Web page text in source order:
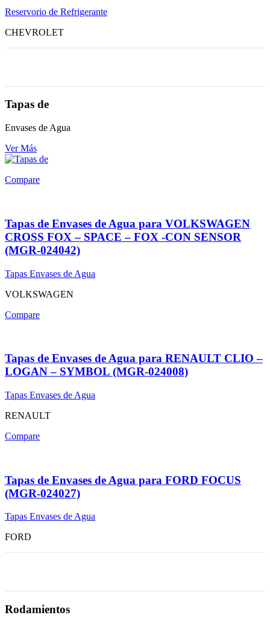
Reservorio de Refrigerante
CHEVROLET
Tapas de
Envases de Agua
Ver Más
Compare
Tapas de Envases de Agua para VOLKSWAGEN
CROSS FOX – SPACE – FOX -CON SENSOR
(MGR-024042)
Tapas Envases de Agua
VOLKSWAGEN
Compare
Tapas de Envases de Agua para RENAULT CLIO –
LOGAN – SYMBOL (MGR-024008)
Tapas Envases de Agua
RENAULT
Compare
Tapas de Envases de Agua para FORD FOCUS
(MGR-024027)
Tapas Envases de Agua
FORD
Rodamientos